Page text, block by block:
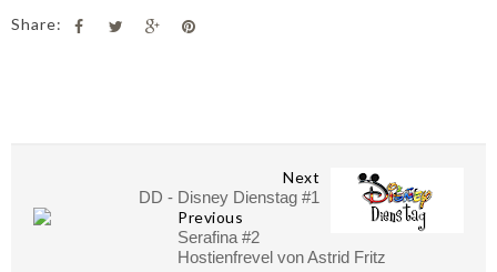
Share:
Next
DD - Disney Dienstag #1
Previous
Serafina #2
Hostienfrevel von Astrid Fritz